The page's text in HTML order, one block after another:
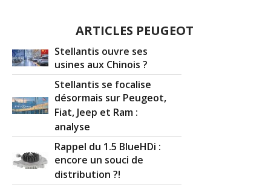
ARTICLES PEUGEOT
Stellantis ouvre ses
usines aux Chinois ?
Stellantis se focalise
désormais sur Peugeot,
Fiat, Jeep et Ram :
analyse
Rappel du 1.5 BlueHDi :
encore un souci de
distribution ?!